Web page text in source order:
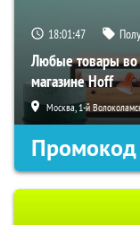
18:01:46
Любые товары во
магазине Hoff
Москва, 1-й
Промокод